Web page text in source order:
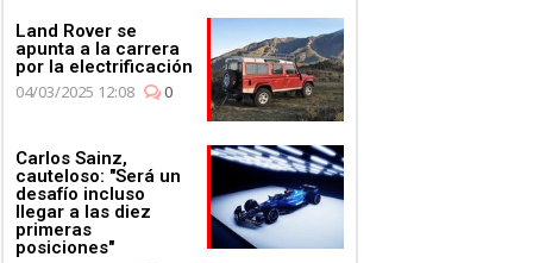
Land Rover se
apunta a la carrera
por la electrificación
04/03/2025 12:08
0
Carlos Sainz,
cauteloso: "Será un
desafío incluso
llegar a las diez
primeras
posiciones"